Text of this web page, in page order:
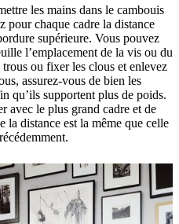
les mains dans le cambouis
pour chaque cadre la distance
supérieure. Vous pouvez
l’emplacement de la vis ou du
ou fixer les clous et enlevez
assurez-vous de bien les
qu’ils supportent plus de poids.
avec le plus grand cadre et de
la distance est la même que celle